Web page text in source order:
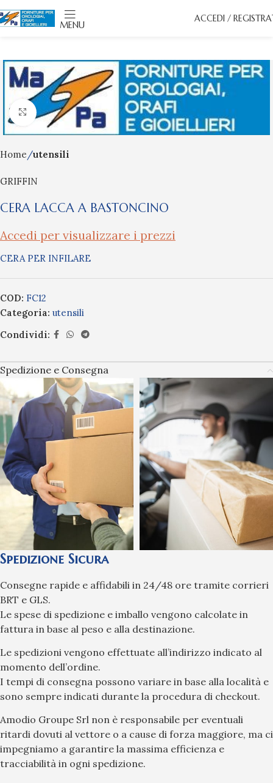
MENU
ACCEDI /
Click to enlarge
Home utensili
GRIFFIN
CERA LACCA A BASTONCINO
Accedi per visualizzare i prezzi
CERA PER INFILARE
COD: FC12
Categoria: utensili
Condividi:
Spedizione e Consegna
Spedizione Sicura
Consegne rapide e affidabili in 24/48 ore tramite corrieri
BRT e GLS.
Le spese di spedizione e imballo vengono calcolate in
fattura in base al peso e alla destinazione.
Le spedizioni vengono effettuate all’indirizzo indicato al
momento dell’ordine.
I tempi di consegna possono variare in base alla località e
sono sempre indicati durante la procedura di checkout.
Amodio Groupe Srl non è responsabile per eventuali
ritardi dovuti al vettore o a cause di forza maggiore, ma ci
impegniamo a garantire la massima efficienza e
tracciabilità in ogni spedizione.